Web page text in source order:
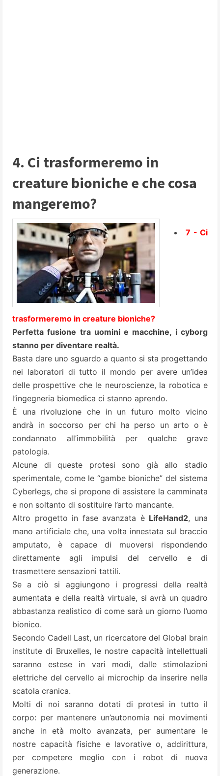
4. Ci trasformeremo in
creature bioniche e che cosa
mangeremo?
7 - Ci
trasformeremo in creature bioniche?
Perfetta fusione tra uomini e macchine, i cyborg
stanno per diventare realtà.
Basta dare uno sguardo a quanto si sta progettando
nei laboratori di tutto il mondo per avere un’idea
delle prospettive che le neuroscienze, la robotica e
l’ingegneria biomedica ci stanno aprendo.
È una rivoluzione che in un futuro molto vicino
andrà in soccorso per chi ha perso un arto o è
condannato all’immobilità per qualche grave
patologia.
Alcune di queste protesi sono già allo stadio
sperimentale, come le “gambe bioniche” del sistema
Cyberlegs, che si propone di assistere la camminata
e non soltanto di sostituire l’arto mancante.
Altro progetto in fase avanzata è LifeHand2, una
mano artificiale che, una volta innestata sul braccio
amputato, è capace di muoversi rispondendo
direttamente agli impulsi del cervello e di
trasmettere sensazioni tattili.
Se a ciò si aggiungono i progressi della realtà
aumentata e della realtà virtuale, si avrà un quadro
abbastanza realistico di come sarà un giorno l’uomo
bionico.
Secondo Cadell Last, un ricercatore del Global brain
institute di Bruxelles, le nostre capacità intellettuali
saranno estese in vari modi, dalle stimolazioni
elettriche del cervello ai microchip da inserire nella
scatola cranica.
Molti di noi saranno dotati di protesi in tutto il
corpo: per mantenere un’autonomia nei movimenti
anche in età molto avanzata, per aumentare le
nostre capacità fisiche e lavorative o, addirittura,
per competere meglio con i robot di nuova
generazione.